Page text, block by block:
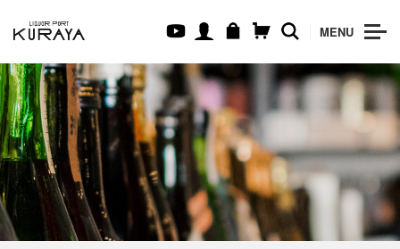
MENU